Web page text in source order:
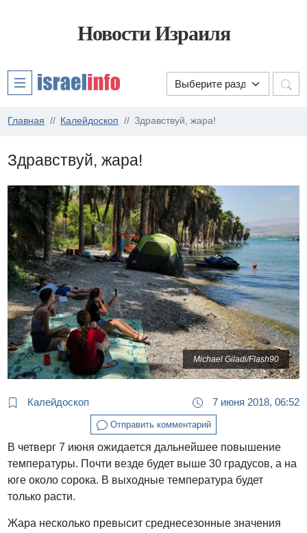
Новости Израиля
Главная Калейдоскоп Здравствуй, жара!
Здравствуй, жара!
Michael Giladi/Flash90
Калейдоскоп 7 июня 2018, 06:52
Отправить комментарий
В четверг 7 июня ожидается дальнейшее повышение
температуры. Почти везде будет выше 30 градусов, а на
юге около сорока. В выходные температура будет
только расти.
Жара несколько превысит среднесезонные значения